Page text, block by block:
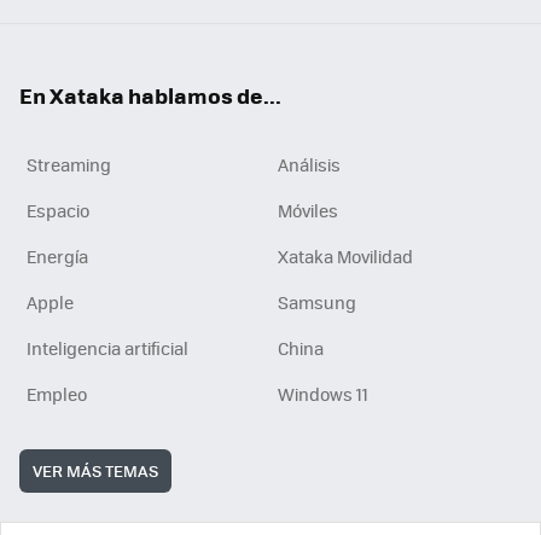
En Xataka hablamos de...
Streaming
Análisis
Espacio
Móviles
Energía
Xataka Movilidad
Apple
Samsung
Inteligencia artificial
China
Empleo
Windows 11
VER MÁS TEMAS